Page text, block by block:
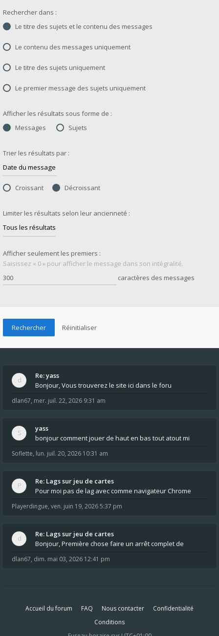
Rechercher dans :
Le titre des sujets et le contenu des messages
Le contenu des messages uniquement
Le titre des sujets uniquement
Le premier message des sujets uniquement
Afficher les résultats sous forme de :
Messages
Sujets
Trier les résultats par :
Croissant Décroissant
Limiter les résultats selon leur ancienneté :
Afficher seulement les premiers :
Saisissez « 0 » pour afficher le message dans son intégralité.
caractères des messages
Re: yass
Bonjour, Vous trouverez le site ici dans le foru
dlan67, mer. juil. 22, 2026 9:31 am
yass
bonjour comment jouer de haut en bas tout atout mi
Soflette, lun. juil. 20, 2026 10:31 am
Re: Lags sur jeu de cartes
Pour moi pas de lag avec comme navigateur Chrome
Playerdingue, ven. juin 19, 2026 5:37 pm
Re: Lags sur jeu de cartes
Bonjour, Première chose faire un arrêt complet de
dlan67, dim. mai 03, 2026 12:41 pm
Accueil du forum FAQ Nous contacter
Confidentialité
Conditions